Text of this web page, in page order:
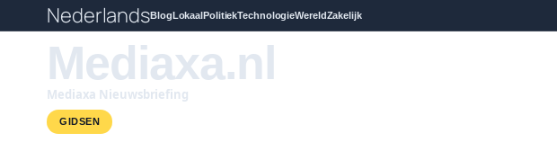
NederlandsBlogLokaalPolitiekTechnologieWereldZakelijk
Mediaxa.nl
Mediaxa Nieuwsbriefing
GIDSEN